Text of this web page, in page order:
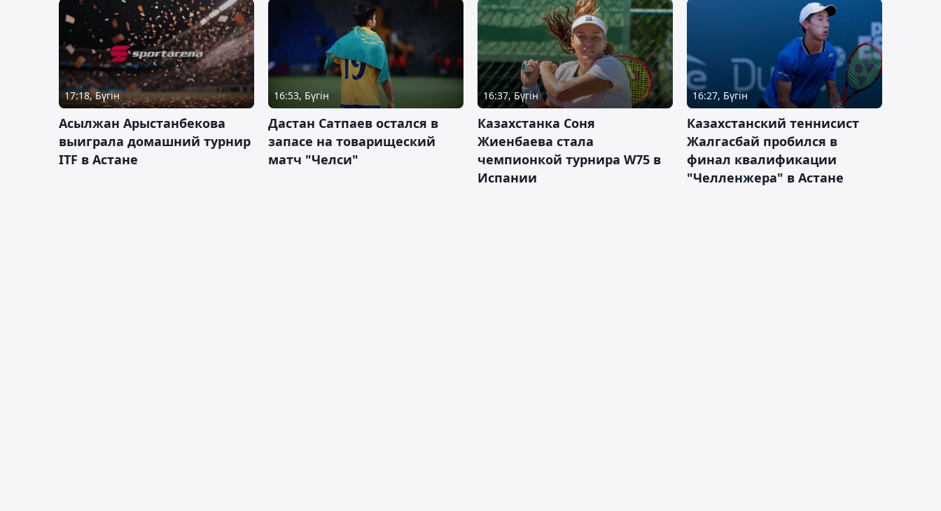
17:18, Бүгін
Асылжан Арыстанбекова
выиграла домашний турнир
ITF в Астане
16:53, Бүгін
Дастан Сатпаев остался в
запасе на товарищеский
матч "Челси"
16:37, Бүгін
Казахстанка Соня
Жиенбаева стала
чемпионкой турнира W75 в
Испании
16:27, Бүгін
Казахстанский теннисист
Жалгасбай пробился в
финал квалификации
"Челленжера" в Астане